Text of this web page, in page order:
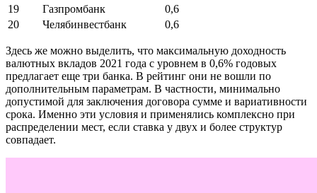
19
Газпромбанк
0,6
20
Челябинвестбанк 0,6
Здесь же можно выделить, что максимальную доходность
валютных вкладов 2021 года с уровнем в 0,6% годовых
предлагает еще три банка. В рейтинг они не вошли по
дополнительным параметрам. В частности, минимально
допустимой для заключения договора сумме и вариативности
срока. Именно эти условия и применялись комплексно при
распределении мест, если ставка у двух и более структур
совпадает.